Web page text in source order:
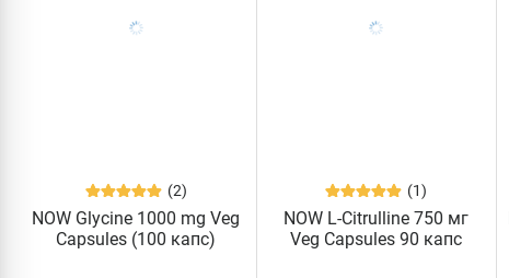
(2)
NOW Glycine 1000 mg Veg
Capsules (100 капс)
(1)
NOW L-Citrulline 750 мг
Veg Capsules 90 капс